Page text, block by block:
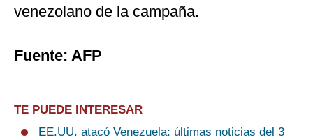
venezolano de la campaña.
Fuente: AFP
TE PUEDE INTERESAR
EE.UU. atacó Venezuela: últimas noticias del 3